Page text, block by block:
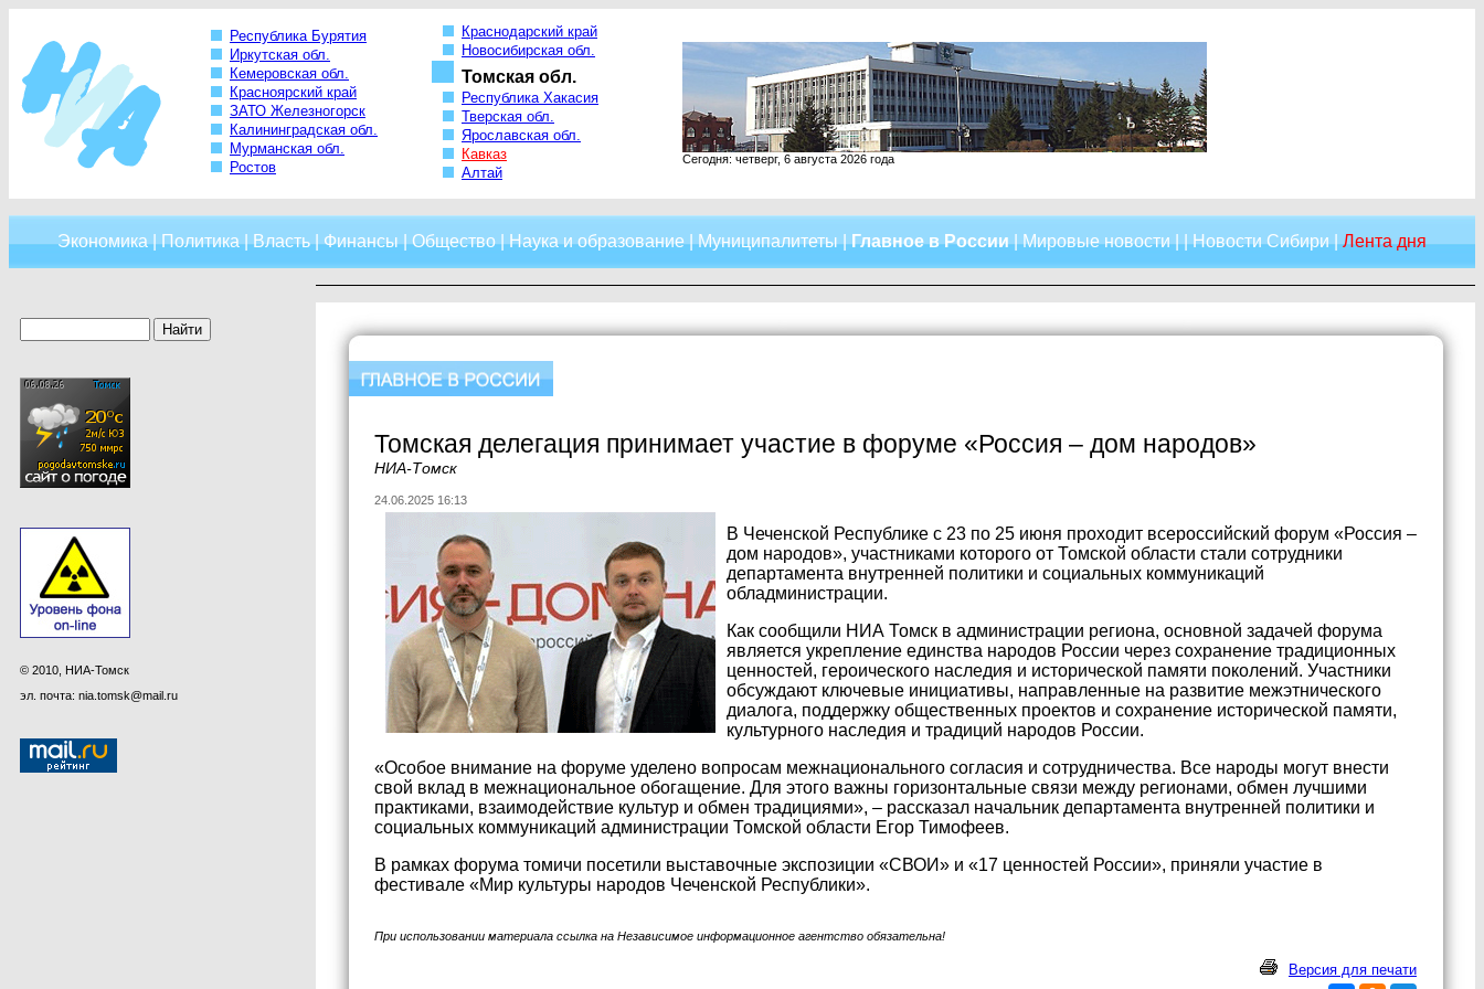
Республика Бурятия
Иркутская обл.
Кемеровская обл.
Красноярский край
ЗАТО Железногорск
Калининградская обл.
Мурманская обл.
Ростов
Краснодарский край
Новосибирская обл.
Томская обл.
Республика Хакасия
Тверская обл.
Ярославская обл.
Кавказ
Алтай
Сегодня: четверг, 6 августа 2026 года
Экономика|Политика|Власть|Финансы|Общество|Наука и образование|Муниципалитеты|Главное в России|Мировые новости| |Новости Сибири|Лента дня
© 2010, НИА-Томск
эл. почта: nia.tomsk@mail.ru
Томская делегация принимает участие в форуме «Россия – дом народов»
НИА-Томск
24.06.2025 16:13
В Чеченской Республике с 23 по 25 июня проходит всероссийский форум «Россия –
дом народов», участниками которого от Томской области стали сотрудники
департамента внутренней политики и социальных коммуникаций
обладминистрации.
Как сообщили НИА Томск в администрации региона, основной задачей форума
является укрепление единства народов России через сохранение традиционных
ценностей, героического наследия и исторической памяти поколений. Участники
обсуждают ключевые инициативы, направленные на развитие межэтнического
диалога, поддержку общественных проектов и сохранение исторической памяти,
культурного наследия и традиций народов России.
«Особое внимание на форуме уделено вопросам межнационального согласия и сотрудничества. Все народы могут внести
свой вклад в межнациональное обогащение. Для этого важны горизонтальные связи между регионами, обмен лучшими
практиками, взаимодействие культур и обмен традициями», – рассказал начальник департамента внутренней политики и
социальных коммуникаций администрации Томской области Егор Тимофеев.
В рамках форума томичи посетили выставочные экспозиции «СВОИ» и «17 ценностей России», приняли участие в
фестивале «Мир культуры народов Чеченской Республики».
При использовании материала ссылка на Независимое информационное агентство обязательна!
Версия для печати